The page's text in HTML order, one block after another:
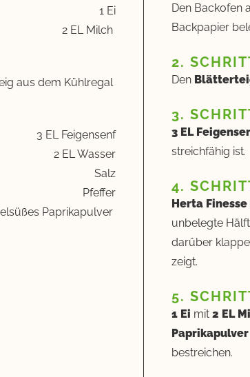
1 Ei
2 EL Milch
aus dem Kühlregal
3 EL Feigensenf
2 EL Wasser
Salz
Pfeffer
Paprikapulver
Den Backofen
Backpapier
2.
Den
3.
3 EL
streichfähig ist.
4.
Herta
unbelegte
darüber
zeigt.
5.
1 Ei mit 2 EL
Paprikapulver
bestreichen.